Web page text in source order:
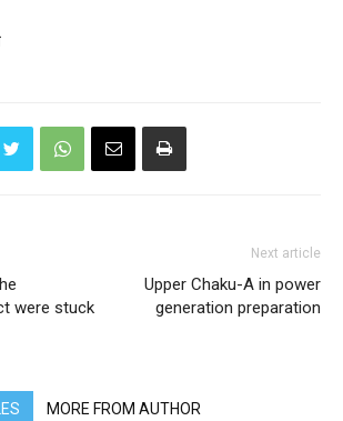
were stuck
Next article
Upper Chaku-A in power
generation preparation
MORE FROM AUTHOR